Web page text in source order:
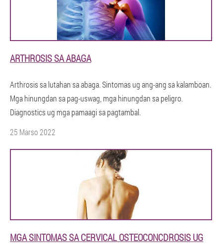
ARTHROSIS SA ABAGA
Arthrosis sa lutahan sa abaga. Sintomas ug ang-ang sa kalamboan.
Mga hinungdan sa pag-uswag, mga hinungdan sa peligro.
Diagnostics ug mga pamaagi sa pagtambal.
25 Marso 2022
MGA SINTOMAS SA CERVICAL OSTEOCONCDROSIS UG